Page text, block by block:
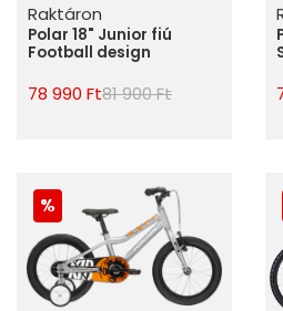
Raktáron
Polar 18" Junior fiú
Football design
78 990 Ft81 900 Ft